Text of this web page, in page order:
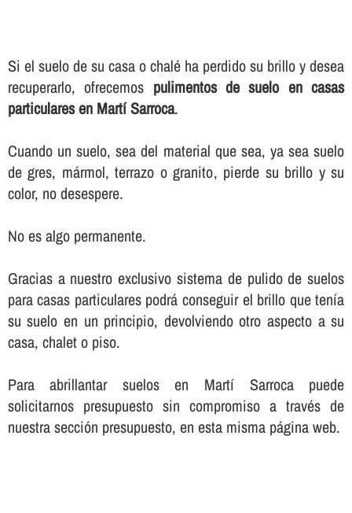
Si el suelo de su casa o chalé ha perdido su brillo y desea
recuperarlo, ofrecemos pulimentos de suelo en casas
particulares en Martí Sarroca.
Cuando un suelo, sea del material que sea, ya sea suelo
de gres, mármol, terrazo o granito, pierde su brillo y su
color, no desespere.
No es algo permanente.
Gracias a nuestro exclusivo sistema de pulido de suelos
para casas particulares podrá conseguir el brillo que tení­a
su suelo en un principio, devolviendo otro aspecto a su
casa, chalet o piso.
Para abrillantar suelos en Martí Sarroca puede
solicitarnos presupuesto sin compromiso a través de
nuestra sección presupuesto, en esta misma página web.